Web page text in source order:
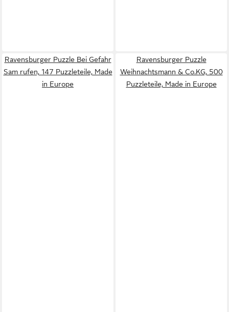
Ravensburger Puzzle Bei Gefahr
Sam rufen, 147 Puzzleteile, Made
in Europe
Ravensburger Puzzle
Weihnachtsmann & Co.KG, 500
Puzzleteile, Made in Europe